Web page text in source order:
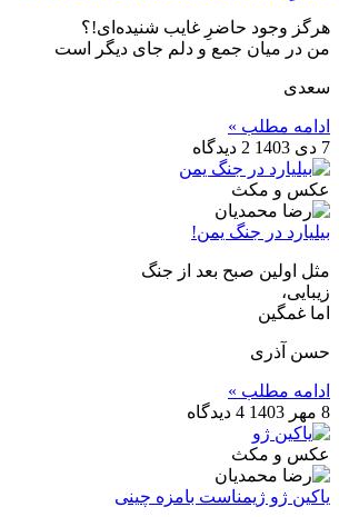
هرگز وجود حاضرِ غایب شنیده‌ای!؟
من در میان جمع و دلم جای دیگر است
سعدی
ادامه مطلب »
7 دی 1403
2 دیدگاه
عکس و مکث
بیلیارد در جنگ یمن!
مثل اولین صبح بعد از جنگ
زیبایی،
اما غمگین
حسن آذری
ادامه مطلب »
8 مهر 1403
4 دیدگاه
عکس و مکث
یاکین ژو ژیمناست بامزه چینی